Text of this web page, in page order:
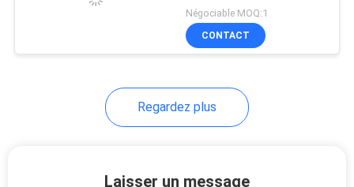
réfrigérant
Négociable MOQ:1
CONTACT
Regardez plus
Laisser un message